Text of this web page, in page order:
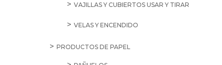
VAJILLAS Y CUBIERTOS USAR Y TIRAR
VELAS Y ENCENDIDO
PRODUCTOS DE PAPEL